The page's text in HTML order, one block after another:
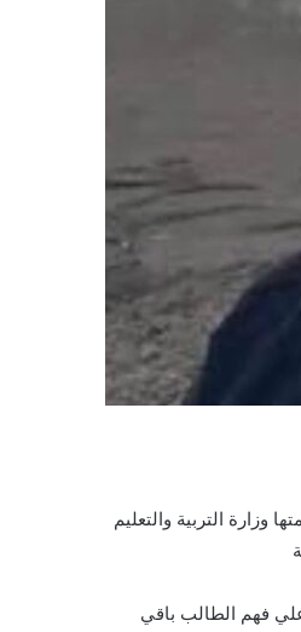
التربية والتعليم
علي فهم الطالب باقي